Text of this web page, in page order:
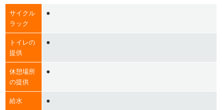
サイクル
ラック
●
トイレの
提供
●
休憩場所
の提供
●
給水 ●